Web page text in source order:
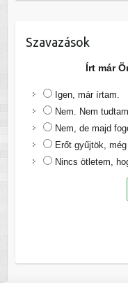
Szavazások
Írt már
Igen, már írtam.
Nem. Nem
Nem, de majd
Erőt gyűjtök,
Nincs ötletem,